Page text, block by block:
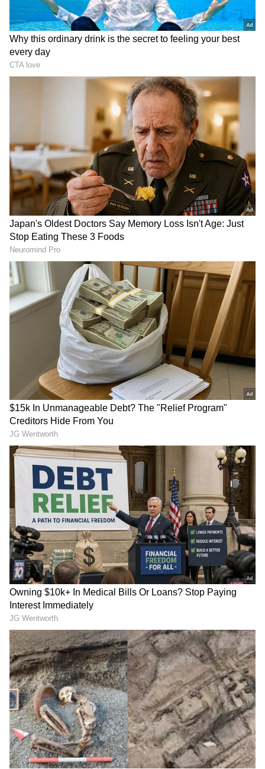
ಬೆಳಗ್ಗೆ 6 ಗಂಟೆ 25 ನಿಮಿಷ: 6.6 ತೀವ್ರತೆ ದಾಖಲು
ಫಿಲಿಪೈನ್ಸ್ ಮತ್ತು ಇಂಡೋನೇಷ್ಯಾದ ಕೆಲವು ಭಾಗಗಳಿಗೆ
ರಾಷ್ಟ್ರೀಯ ಭೂಕಂಪಶಾಸ್ತ್ರ ಕೇಂದ್ರ ಸುನಾಮಿ ಎಚ್ಚರಿಕೆ
ನೀಡಲಾಗಿದೆ. ಇತ್ತ ಫಿಲಿಫೈನ್ಸ್‌ ಭೂಕಂಪದ ಬೆನ್ನಲ್ಲೇ ಅಲರ್ಟ್
ಆಗಿರುವ ಜಪಾನ್, ಪೆಸಿಫಿಕ್ ಕರಾವಳಿಯ ಕೆಲವು ಭಾಗಗಳಿಗೆ
ಸುನಾಮಿ ಎಚ್ಚರಿಕೆ ನೀಡಿದೆ ಎಂದು ಅಲ್ ಜಜೀರಾ ವರದಿ
ಪ್ರಕಟಿಸಿದೆ. ಸಮುದ್ರ ತೀರಕ್ಕೆ ತೆರಳದಂತೆ,
ಕಡಲದಡಿಯಲ್ಲಿರುವ ಜನರನ್ನು ತ್ವರಿತವಾಗಿ ಸ್ಥಳಾಂತರಿಸುವ
ಕೆಲಸ ಸಹ ನಡೆಯುತ್ತಿದೆ. ಸುಮಾರು 1 ಮೀಟರ್ ಎತ್ತರದ
ಅಲೆಗಳು ಅಪ್ಪಳಿಸುವ ಸಾಧ್ಯತೆಗಳಿವೆ ಎಂದು ಸ್ಥಳೀಯ
ಹವಾಮಾನ ಇಲಾಖೆ ಅಂದಾಜಿಸಿದೆ.
DOWNLOAD APP
ಕರ್ನಾಟಕ, ಭಾರತ (India News
) ಮತ್ತು ಜಗತ್ತಿನ
ಕ್ಷಣಕ್ಷಣದ ಕನ್ನಡ ಸುದ್ದಿ (Kannada News)
ಅಪ್ಡೇಟ್‌ಗಳಿಗಾಗಿ ಏಷ್ಯಾನೆಟ್ ಸುವರ್ಣ ನ್ಯೂಸ್‌ ಫಾಲೋ
ಮಾಡಿ. ಬ್ರೇಕಿಂಗ್ ಸುದ್ದಿ (Latest Kannada News),
ವಿಶೇಷ ವರದಿಗಳು ಮತ್ತು ನೇರ ಪ್ರಸಾರಗಳೊಂದಿಗೆ
(kannada news live
) ಸಂಪೂರ್ಣ ಮಾಹಿತಿ ಒಂದೇ
ಕ್ಲಿಕ್‌ನಲ್ಲಿ ಲಭ್ಯ. ಏಷ್ಯಾನೆಟ್ ಸುವರ್ಣ ನ್ಯೂಸ್ ಅಧಿಕೃತ
ಆ್ಯಪ್ ಡೌನ್‌ಲೋಡ್ ಮಾಡಿ ಹಾಗು ಎಲ್ಲಾ ಅಪ್‌ಡೇಟ್
ಗಳನ್ನು ಪಡೆಯಿರಿ
RECOMMENDED STORIES
ಬಟ್ಟೆ ಕಂಡರೆ ನಿಮಗೇನು?
ಬಾತ್‌ರೂಂನಿಂದಲೇ ಮೀಟಿಂಗ್
ಹಾಜರಾದ ಜನಪ್ರತಿನಿಧಿ ಪ್ರಶ್ನೆಗೆ
ಬೆಂಗಳೂರು ಜೈಲು ಸೇರಿದ್ದ
ಇದು 'ರಾಜಾಹುಲಿ' ಸ್ಟೋರಿ..
'ಟಾಕ್ಸಿಕ್' ಟ್ರೇಲರ್ ಈವೆಂಟ್‌
ಜಾಗಕ್ಕೂ ಯಶ್‌ಗೂ
ಬೈಕ್‌ನಲ್ಲಿ ಹೆರಿಗೆಯಾಯ್ತು ಸರಿ,
ಆದರೆ ಮಗು ಎಲ್ಲಿ ಸಿಕ್ಕಿತು ಗೊತ್ತಾ?
ನೆಟ್ಟಿಗರನ್ನೇ ಬೆರಗುಗೊಳಿಸಿದ